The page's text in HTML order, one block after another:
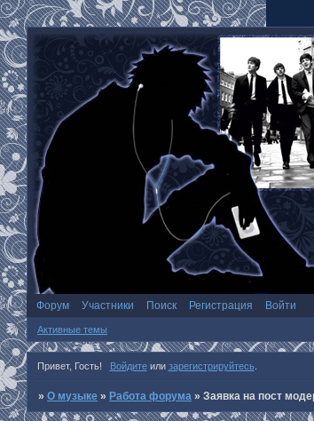
Форум Участники Поиск Регистрация Войти
Активные темы
Привет, Гость! Войдитеили зарегистрируйтесь.
»О музыке » Работа форума »Заявка на пост